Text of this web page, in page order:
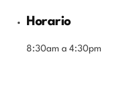
Horario
8:30am a 4:30pm